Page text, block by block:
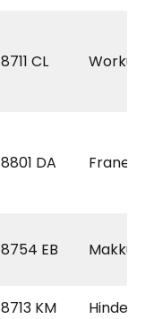
8711 CL Workum
8801 DA Franeker
8754 EB Makkum
8713 KM